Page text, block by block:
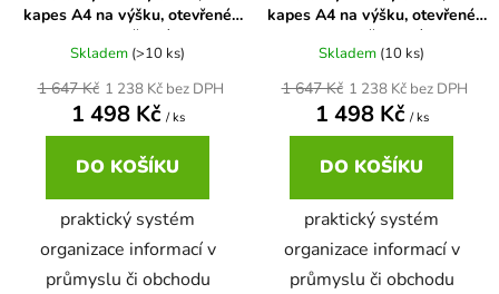
kapes A4 na výšku, otevřené
shora, černé
Skladem (>10 ks)
1 238 Kč bez DPH
1 498 Kč / ks
1 647 Kč
DO KOŠÍKU
praktický systém
organizace informací v
průmyslu či obchodu
kapes A4 na výšku, otevřené
shora, červené
Skladem (10 ks)
1 238 Kč bez DPH
1 498 Kč / ks
1 647 Kč
DO KOŠÍKU
praktický systém
organizace informací v
průmyslu či obchodu